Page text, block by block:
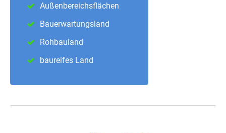
Außenbereichsflächen
Bauerwartungsland
Rohbauland
baureifes Land